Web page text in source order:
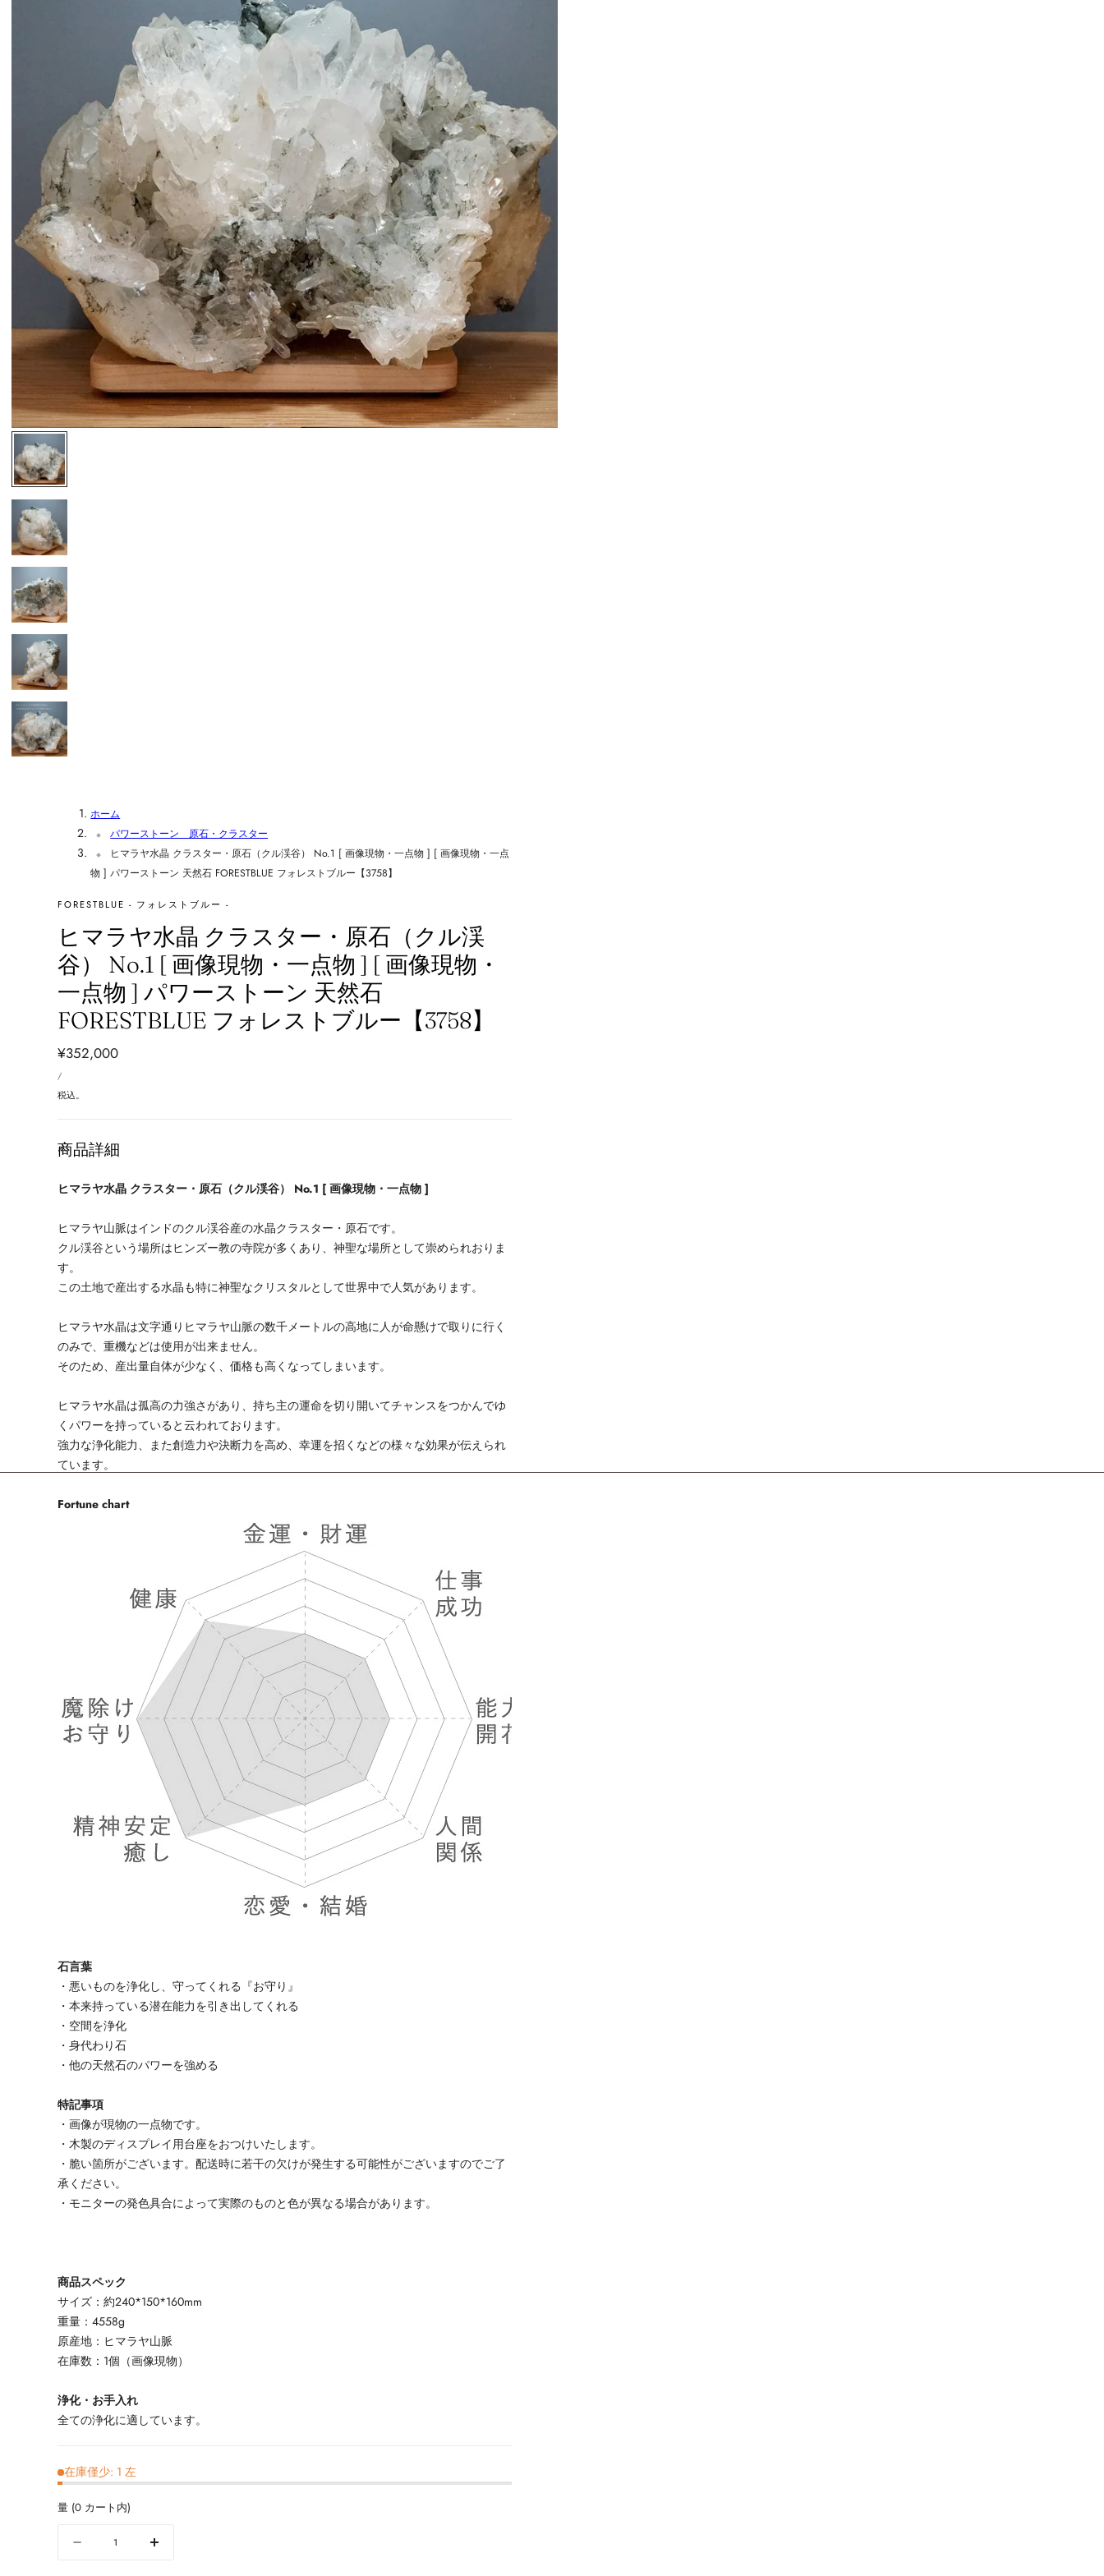
ホーム
パワーストーン 原石・クラスター
ヒマラヤ水晶 クラスター・原石（クル渓谷） No.1 [ 画像現物・一点物 ] [ 画像現物・一点
物 ] パワーストーン 天然石 FORESTBLUE フォレストブルー【3758】
FORESTBLUE - フォレストブルー -
ヒマラヤ水晶 クラスター・原石（クル渓
谷） No.1 [ 画像現物・一点物 ] [ 画像現物・
一点物 ] パワーストーン 天然石
FORESTBLUE フォレストブルー【3758】
通
常
価
¥352,000
価/あ
り
税込。
商品詳細
ヒマラヤ水晶 クラスター・原石（クル渓谷） No.1 [ 画像現物・一点物 ]
ヒマラヤ山脈はインドのクル渓谷産の水晶クラスター・原石です。
クル渓谷という場所はヒンズー教の寺院が多くあり、神聖な場所として崇められおりま
す。
この土地で産出する水晶も特に神聖なクリスタルとして世界中で人気があります。
ヒマラヤ水晶は文字通りヒマラヤ山脈の数千メートルの高地に人が命懸けで取りに行く
のみで、重機などは使用が出来ません。
そのため、産出量自体が少なく、価格も高くなってしまいます。
ヒマラヤ水晶は孤高の力強さがあり、持ち主の運命を切り開いてチャンスをつかんでゆ
くパワーを持っていると云われております。
強力な浄化能力、また創造力や決断力を高め、幸運を招くなどの様々な効果が伝えられ
ています。
Fortune chart
石言葉
・悪いものを浄化し、守ってくれる『お守り』
・本来持っている潜在能力を引き出してくれる
・空間を浄化
・身代わり石
・他の天然石のパワーを強める
特記事項
・画像が現物の一点物です。
・木製のディスプレイ用台座をおつけいたします。
・脆い箇所がございます。配送時に若干の欠けが発生する可能性がございますのでご了
承ください。
・モニターの発色具合によって実際のものと色が異なる場合があります。
商品スペック
サイズ：約240*150*160mm
重量：4558g
原産地：ヒマラヤ山脈
在庫数：1個（画像現物）
浄化・お手入れ
全ての浄化に適しています。
在庫僅少: 1 左
量 (0 カート内)
数